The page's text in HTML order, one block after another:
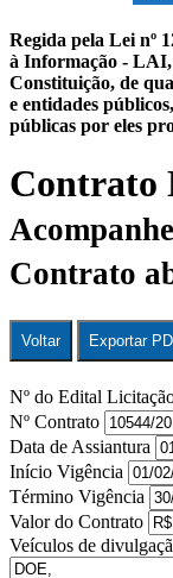
Regida pela Lei nº
à Informação -
Constituição, de
e entidades
públicas por eles
Contrato
Contrato
Voltar Exportar
Nº do Edital
Nº Contrato
Data de Assiantura
Início Vigência
Término Vigência
Valor do Contrato
Veículos de